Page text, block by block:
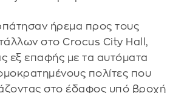
ήρεμα προς τους
στο Crocus City Hall,
εξ επαφής με τα αυτόματα
πολίτες που
στο έδαφος υπό βροχή